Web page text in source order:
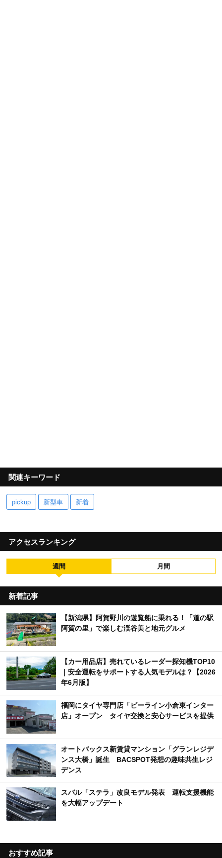
関連キーワード
pickup 新型車 新着
アクセスランキング
週間 月間
新着記事
【新潟県】阿賀野川の遊覧船に乗れる！「道の駅
阿賀の里」で楽しむ渓谷美と地元グルメ
【カー用品店】売れているレーダー探知機TOP10
｜安全運転をサポートする人気モデルは？【2026
年6月版】
福岡にタイヤ専門店「ビーライン小倉東インター
店」オープン タイヤ交換と安心サービスを提供
オートバックス新賃貸マンション「グランレジデ
ンス大橋」誕生 BACSPOT発想の趣味共生レジ
デンス
スバル「ステラ」改良モデル発表 運転支援機能
を大幅アップデート
おすすめ記事